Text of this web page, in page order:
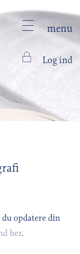
menu
Log ind
opdatere din
her.